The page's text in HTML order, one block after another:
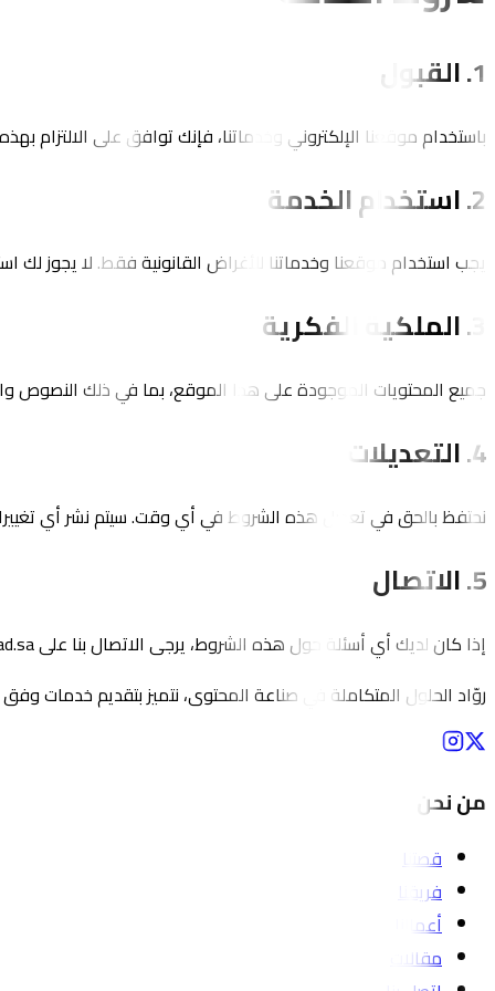
1. القبول
باستخدام موقعنا الإلكتروني وخدماتنا، فإنك توافق على
2. استخدام الخدمة
يجب استخدام موقعنا وخدماتنا للأغراض القانونية فقط. لا يجوز
جميع المحتويات الموجودة على هذا الموقع، بما في ذلك النصوص
4. التعديلات
نحتفظ بالحق في تعديل هذه الشروط في أي وقت. سيتم نشر أي
5. الاتصال
إذا كان لديك أي أسئلة حول هذه الشروط، يرجى الاتصال بنا على info@zinad.sa
روّاد الحلول المتكاملة في صناعة المحتوى، نتميز بتقديم خدمات
من نحن
قصتنا
فريقنا
أعمالنا
مقالات